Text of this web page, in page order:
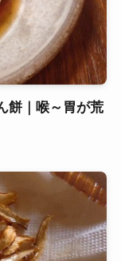
餅｜喉～胃が荒